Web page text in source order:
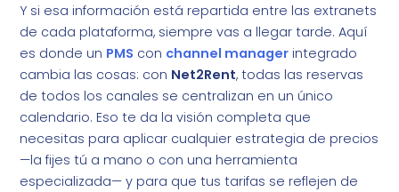
Y si esa información está repartida entre las extranets
de cada plataforma, siempre vas a llegar tarde. Aquí
es donde un PMS con channel manager integrado
cambia las cosas: con Net2Rent, todas las reservas
de todos los canales se centralizan en un único
calendario. Eso te da la visión completa que
necesitas para aplicar cualquier estrategia de precios
—la fijes tú a mano o con una herramienta
especializada— y para que tus tarifas se reflejen de